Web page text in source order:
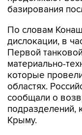
базирования
По словам
дислокации, в
Первой
материально-
которые
областях.
сообщали о
подразделений,
Крыму.